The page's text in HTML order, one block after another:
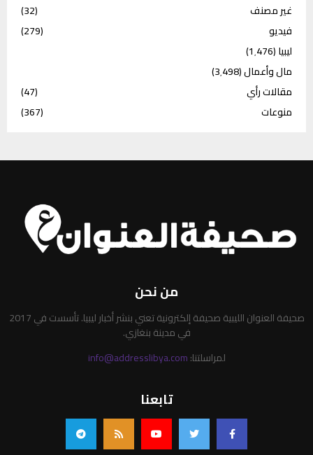
غير مصنف
(32)
فيديو
(279)
ليبيا(1٬476)
مال وأعمال(3٬498)
مقالات رأي
(47)
منوعات
(367)
من نحن
صحيفة العنوان الليبية صحيفة إلكترونية تعني بنشر أخبار ليبيا. تأسست في 2017
في مدينة بنغازي.
لمراسلتنا:info@addresslibya.com
تابعنا